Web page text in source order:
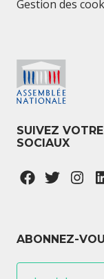
Gestion des
SUIVEZ
SOCIAUX
ABONNEZ-